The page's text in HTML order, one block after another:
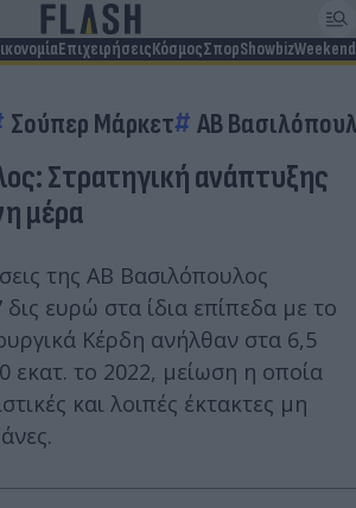
ΕπιχειρήσειςΚόσμοςΣπορShowbizWeekend
Σούπερ Μάρκετ ΑΒ
Στρατηγική ανάπτυξης
μέρα
της ΑΒ Βασιλόπουλος
ευρώ στα ίδια επίπεδα με το
Κέρδη ανήλθαν στα 6,5
εκατ. το 2022, μείωση η οποία
και λοιπές έκτακτες μη